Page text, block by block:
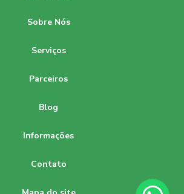
Sobre Nós
Serviços
Parceiros
Blog
Informações
Contato